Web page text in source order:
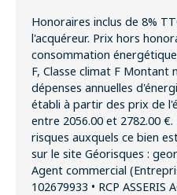
Honoraires inclus de 8%
l'acquéreur. Prix hors
consommation
F, Classe climat F Montant
dépenses annuelles
établi à partir des prix de
entre 2056.00 et 2782.00
risques auxquels ce bien
sur le site Géorisques :
Agent commercial
102679933 • RCP ASSERIS